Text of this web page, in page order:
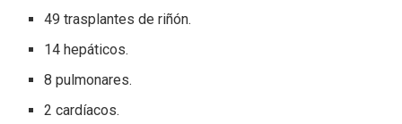
49 trasplantes de riñón.
14 hepáticos.
8 pulmonares.
2 cardíacos.